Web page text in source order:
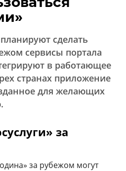
сделать
сервисы портала
в работающее
странах приложение
для желающих
за
за рубежом могут